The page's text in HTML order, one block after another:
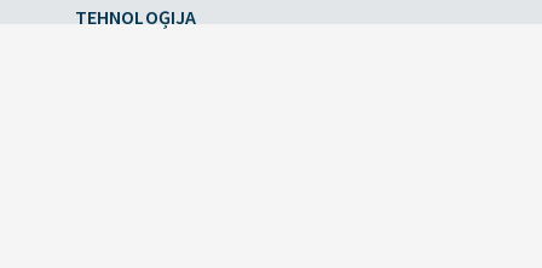
TEHNOLOĢIJA